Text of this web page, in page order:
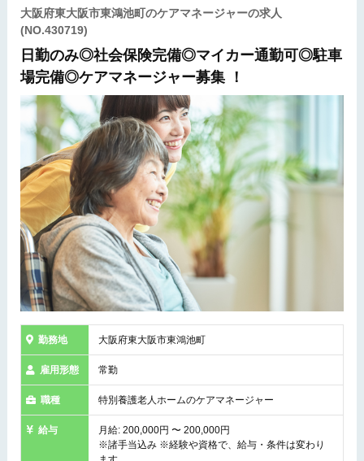
大阪府東大阪市東鴻池町のケアマネージャーの求人
(NO.430719)
日勤のみ◎社会保険完備◎マイカー通勤可◎駐車
場完備◎ケアマネージャー募集 ！
勤務地 大阪府東大阪市東鴻池町
雇用形態 常勤
職種 特別養護老人ホームのケアマネージャー
給与
月給: 200,000円 〜 200,000円
※諸手当込み ※経験や資格で、給与・条件は変わり